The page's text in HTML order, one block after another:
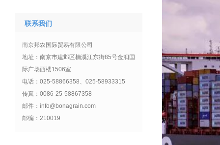
联系我们
南京邦农国际贸易有限公司
地址：南京市建邺区楠溪江东街85号金润国
际广场西楼1506室
电话：025-58866358、025-58933315
传真：0086-25-58867358
邮件：info@bonagrain.com
邮编：210019